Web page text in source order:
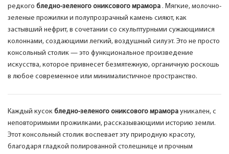
редкого бледно-зеленого ониксового мрамора . Мягкие, молочно-
зеленые прожилки и полупрозрачный камень сияют, как
застывший нефрит, в сочетании со скульптурными сужающимися
колоннами, создающими легкий, воздушный силуэт. Это не просто
консольный столик — это функциональное произведение
искусства, которое привнесет безмятежную, органичную роскошь
в любое современное или минималистичное пространство.
Каждый кусок бледно-зеленого ониксового мрамора уникален, с
неповторимыми прожилками, рассказывающими историю земли.
Этот консольный столик воспевает эту природную красоту,
благодаря гладкой полированной столешнице и прочным